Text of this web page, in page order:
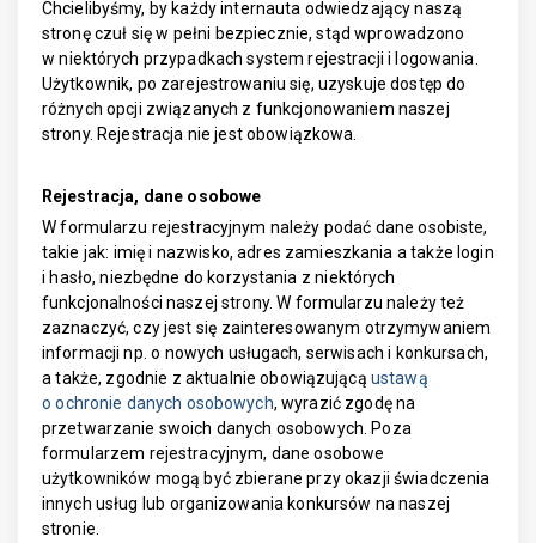
Chcielibyśmy, by każdy internauta odwiedzający naszą
stronę czuł się w pełni bezpiecznie, stąd wprowadzono
w niektórych przypadkach system rejestracji i logowania.
Użytkownik, po zarejestrowaniu się, uzyskuje dostęp do
różnych opcji związanych z funkcjonowaniem naszej
strony. Rejestracja nie jest obowiązkowa.
Rejestracja, dane osobowe
W formularzu rejestracyjnym należy podać dane osobiste,
takie jak: imię i nazwisko, adres zamieszkania a także login
i hasło, niezbędne do korzystania z niektórych
funkcjonalności naszej strony. W formularzu należy też
zaznaczyć, czy jest się zainteresowanym otrzymywaniem
informacji np. o nowych usługach, serwisach i konkursach,
a także, zgodnie z aktualnie obowiązującą ustawą
o ochronie danych osobowych, wyrazić zgodę na
przetwarzanie swoich danych osobowych. Poza
formularzem rejestracyjnym, dane osobowe
użytkowników mogą być zbierane przy okazji świadczenia
innych usług lub organizowania konkursów na naszej
stronie.